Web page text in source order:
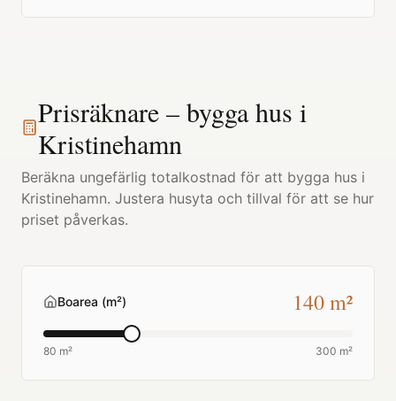
Prisräknare – bygga hus i
Kristinehamn
Beräkna ungefärlig totalkostnad för att bygga hus i
Kristinehamn. Justera husyta och tillval för att se hur
priset påverkas.
Boarea (m²) 140m²
80 m² 300 m²